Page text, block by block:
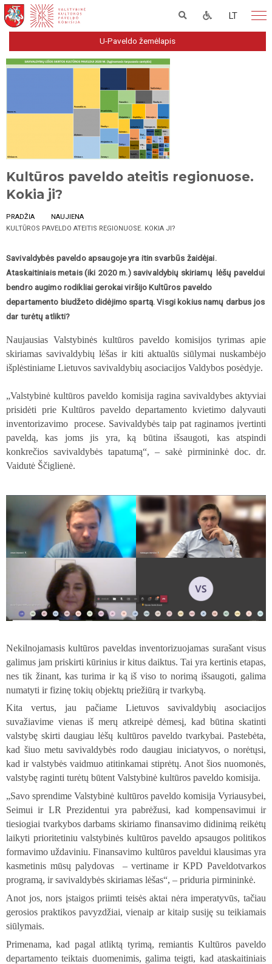
LT
U-Paveldo žemėlapis
Kultūros paveldo ateitis regionuose.
Kokia ji?
PRADŽIA
NAUJIENA
KULTŪROS PAVELDO ATEITIS REGIONUOSE. KOKIA JI?
Savivaldybės paveldo apsaugoje yra itin svarbūs žaidėjai.
Ataskaitiniais metais (iki 2020 m.) savivaldybių skiriamų lėšų paveldui
bendro augimo rodikliai gerokai viršijo Kultūros paveldo
departamento biudžeto didėjimo spartą. Visgi kokius namų darbus jos
dar turėtų atlikti?
Naujausias Valstybinės kultūros paveldo komisijos tyrimas apie
skiriamas savivaldybių lėšas ir kiti aktualūs siūlymai nuskambėjo
išplėstiniame Lietuvos savivaldybių asociacijos Valdybos posėdyje.
„Valstybinė kultūros paveldo komisija ragina savivaldybes aktyviai
prisidėti prie Kultūros paveldo departamento kvietimo dalyvauti
inventorizavimo procese. Savivaldybės taip pat raginamos įvertinti
paveldą, kas joms jis yra, ką būtina išsaugoti, kas atspindi
konkrečios savivaldybės tapatumą“, – sakė pirmininkė doc. dr.
Vaidutė Ščiglienė.
Nekilnojamasis kultūros paveldas inventorizuojamas surašant visus
galimus jam priskirti kūrinius ir kitus daiktus. Tai yra kertinis etapas,
nes tik žinant, kas turima ir ką iš viso to norimą išsaugoti, galima
numatyti ir fizinę tokių objektų priežiūrą ir tvarkybą.
Kita vertus, jau pačiame Lietuvos savivaldybių asociacijos
suvažiavime vienas iš merų atkreipė dėmesį, kad būtina skatinti
valstybę skirti daugiau lėšų kultūros paveldo tvarkybai. Pastebėta,
kad šiuo metu savivaldybės rodo daugiau iniciatyvos, o norėtųsi,
kad ir valstybės vaidmuo atitinkamai stiprėtų. Anot šios nuomonės,
valstybę raginti turėtų būtent Valstybinė kultūros paveldo komisija.
„Savo sprendime Valstybinė kultūros paveldo komisija Vyriausybei,
Seimui ir LR Prezidentui yra pabrėžusi, kad kompensavimui ir
tiesiogiai tvarkybos darbams skiriamo finansavimo didinimą reikėtų
laikyti prioritetiniu valstybinės kultūros paveldo apsaugos politikos
formavimo uždaviniu. Finansavimo kultūros paveldui klausimas yra
kasmetinis mūsų palydovas
– vertiname ir KPD Paveldotvarkos
programą, ir savivaldybės skiriamas lėšas“, – priduria pirmininkė.
Anot jos, nors įstaigos priimti teisės aktai nėra imperatyvūs, tačiau
gerosios praktikos pavyzdžiai, vienaip ar kitaip susiję su teikiamais
siūlymais.
Primenama, kad pagal atliktą tyrimą, remiantis Kultūros paveldo
departamento teiktais duomenimis, galima teigti, kad ataskaitiniais